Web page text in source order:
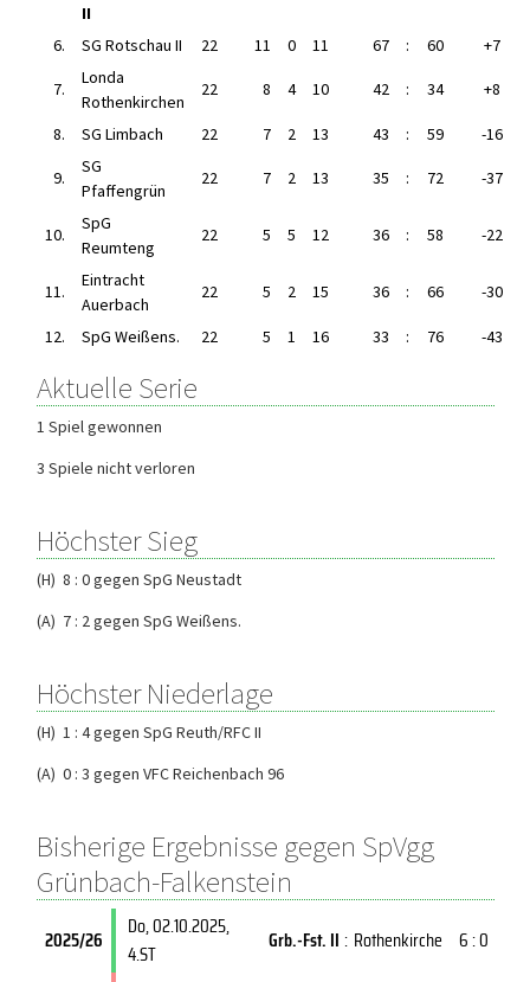
II
6. SG Rotschau II 22 11 0 11 67 : 60 +7
7.
Londa
Rothenkirchen
22 8 4 10 42 : 34 +8
8. SG Limbach 22 7 2 13 43 : 59 -16
9.
SG
Pfaffengrün
22 7 2 13 35 : 72 -37
10.
SpG
Reumteng
22 5 5 12 36 : 58 -22
11.
Eintracht
Auerbach
22 5 2 15 36 : 66 -30
12. SpG Weißens. 22 5 1 16 33 : 76 -43
Aktuelle Serie
1 Spiel gewonnen
3 Spiele nicht verloren
Höchster Sieg
(H) 8 : 0 gegen SpG Neustadt
(A) 7 : 2 gegen SpG Weißens.
Höchster Niederlage
(H) 1 : 4 gegen SpG Reuth/RFC II
(A) 0 : 3 gegen VFC Reichenbach 96
Bisherige Ergebnisse gegen SpVgg
Grünbach-Falkenstein
2025/26 Do, 02.10.2025,
4.ST
Grb.-Fst. II : Rothenkirche 6 : 0